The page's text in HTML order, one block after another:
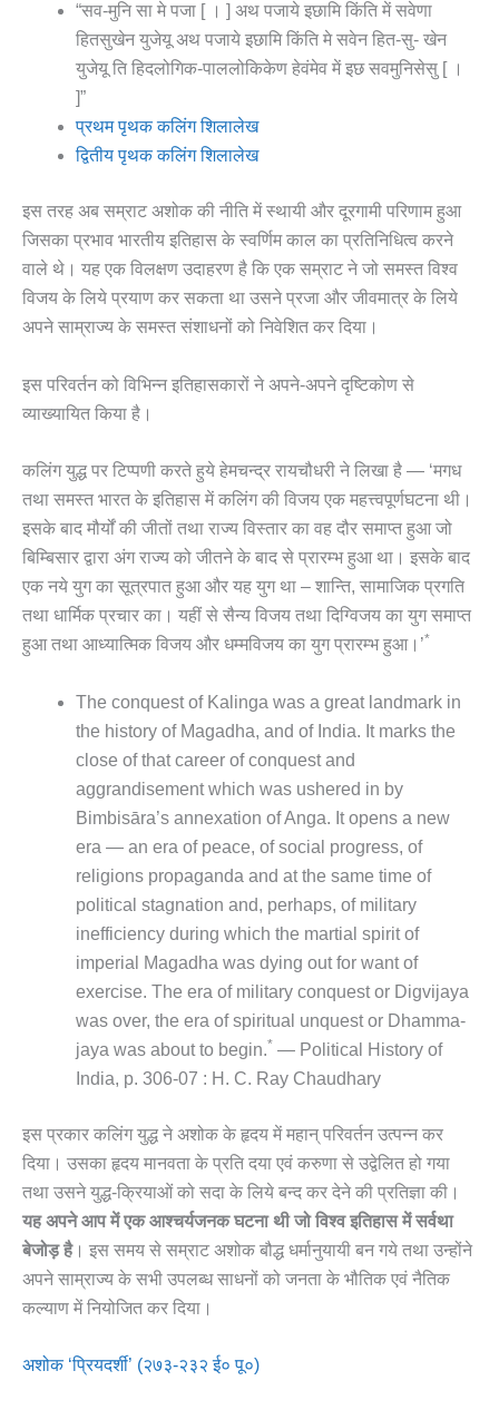
“सव-मुनि सा मे पजा [ । ] अथ पजाये इछामि किंति में सवेणा
हितसुखेन युजेयू अथ पजाये इछामि किंति मे सवेन हित-सु- खेन
युजेयू ति हिदलोगिक-पाललोकिकेण हेवंमेव में इछ सवमुनिसेसु [ ।
]”
प्रथम पृथक कलिंग शिलालेख
द्वितीय पृथक कलिंग शिलालेख
इस तरह अब सम्राट अशोक की नीति में स्थायी और दूरगामी परिणाम हुआ
जिसका प्रभाव भारतीय इतिहास के स्वर्णिम काल का प्रतिनिधित्व करने
वाले थे। यह एक विलक्षण उदाहरण है कि एक सम्राट ने जो समस्त विश्व
विजय के लिये प्रयाण कर सकता था उसने प्रजा और जीवमात्र के लिये
अपने साम्राज्य के समस्त संशाधनों को निवेशित कर दिया।
इस परिवर्तन को विभिन्न इतिहासकारों ने अपने-अपने दृष्टिकोण से
व्याख्यायित किया है।
कलिंग युद्ध पर टिप्पणी करते हुये हेमचन्द्र रायचौधरी ने लिखा है — ‘मगध
तथा समस्त भारत के इतिहास में कलिंग की विजय एक महत्त्वपूर्णघटना थी।
इसके बाद मौर्यों की जीतों तथा राज्य विस्तार का वह दौर समाप्त हुआ जो
बिम्बिसार द्वारा अंग राज्य को जीतने के बाद से प्रारम्भ हुआ था। इसके बाद
एक नये युग का सूत्रपात हुआ और यह युग था – शान्ति, सामाजिक प्रगति
तथा धार्मिक प्रचार का। यहीं से सैन्य विजय तथा दिग्विजय का युग समाप्त
हुआ तथा आध्यात्मिक विजय और धम्मविजय का युग प्रारम्भ हुआ।’*
The conquest of Kalinga was a great landmark in
the history of Magadha, and of India. It marks the
close of that career of conquest and
aggrandisement which was ushered in by
Bimbisāra’s annexation of Anga. It opens a new
era — an era of peace, of social progress, of
religions propaganda and at the same time of
political stagnation and, perhaps, of military
inefficiency during which the martial spirit of
imperial Magadha was dying out for want of
exercise. The era of military conquest or Digvijaya
was over, the era of spiritual unquest or Dhamma-
jaya was about to begin.* — Political History of
India, p. 306-07 : H. C. Ray Chaudhary
इस प्रकार कलिंग युद्ध ने अशोक के हृदय में महान् परिवर्तन उत्पन्न कर
दिया। उसका हृदय मानवता के प्रति दया एवं करुणा से उद्वेलित हो गया
तथा उसने युद्ध-क्रियाओं को सदा के लिये बन्द कर देने की प्रतिज्ञा की।
यह अपने आप में एक आश्चर्यजनक घटना थी जो विश्व इतिहास में सर्वथा
बेजोड़ है। इस समय से सम्राट अशोक बौद्ध धर्मानुयायी बन गये तथा उन्होंने
अपने साम्राज्य के सभी उपलब्ध साधनों को जनता के भौतिक एवं नैतिक
कल्याण में नियोजित कर दिया।
अशोक ‘प्रियदर्शी’ (२७३-२३२ ई० पू०)